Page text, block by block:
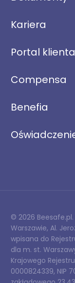
Kariera
Portal klienta
Compensa
Benefia
© 2026
Warszawie, Al.
wpisana do
dla m. st.
Krajowego
0000824339, NIP